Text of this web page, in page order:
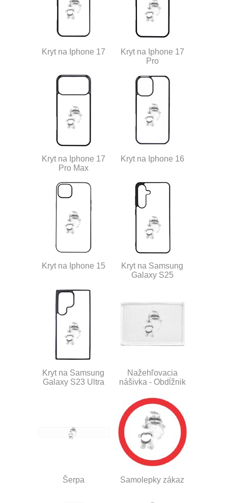
Kryt na Iphone 17
Kryt na Iphone 17
Pro
Kryt na Iphone 17
Pro Max
Kryt na Iphone 16
Kryt na Iphone 15
Kryt na Samsung
Galaxy S25
Kryt na Samsung
Galaxy S23 Ultra
Nažehľovacia
nášivka - Obdĺžnik
Šerpa Samolepky zákaz